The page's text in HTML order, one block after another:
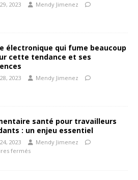
2023
Mendy Jimenez
électronique qui fume beaucoup
cette tendance et ses
2023
Mendy Jimenez
santé pour travailleurs
: un enjeu essentiel
2023
Mendy Jimenez
fermés